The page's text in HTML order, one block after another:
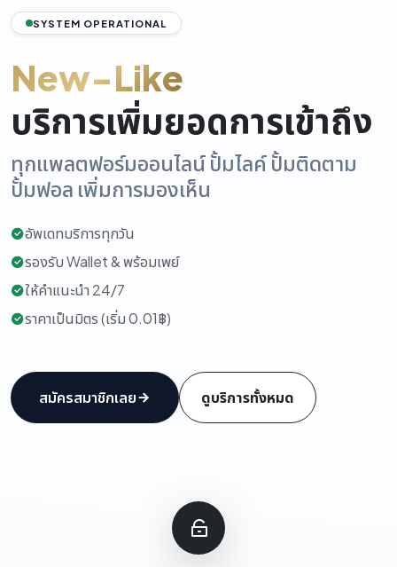
SYSTEM OPERATIONAL
New-Like
บริการเพิ่มยอดการเข้าถึง
ทุกแพลตฟอร์มออนไลน์ ปั้มไลค์ ปั้มติดตาม
ปั้มฟอล เพิ่มการมองเห็น
อัพเดทบริการทุกวัน
รองรับ Wallet & พร้อมเพย์
ให้คำแนะนำ 24/7
ราคาเป็นมิตร (เริ่ม 0.01฿)
สมัครสมาชิกเลย ดูบริการทั้งหมด